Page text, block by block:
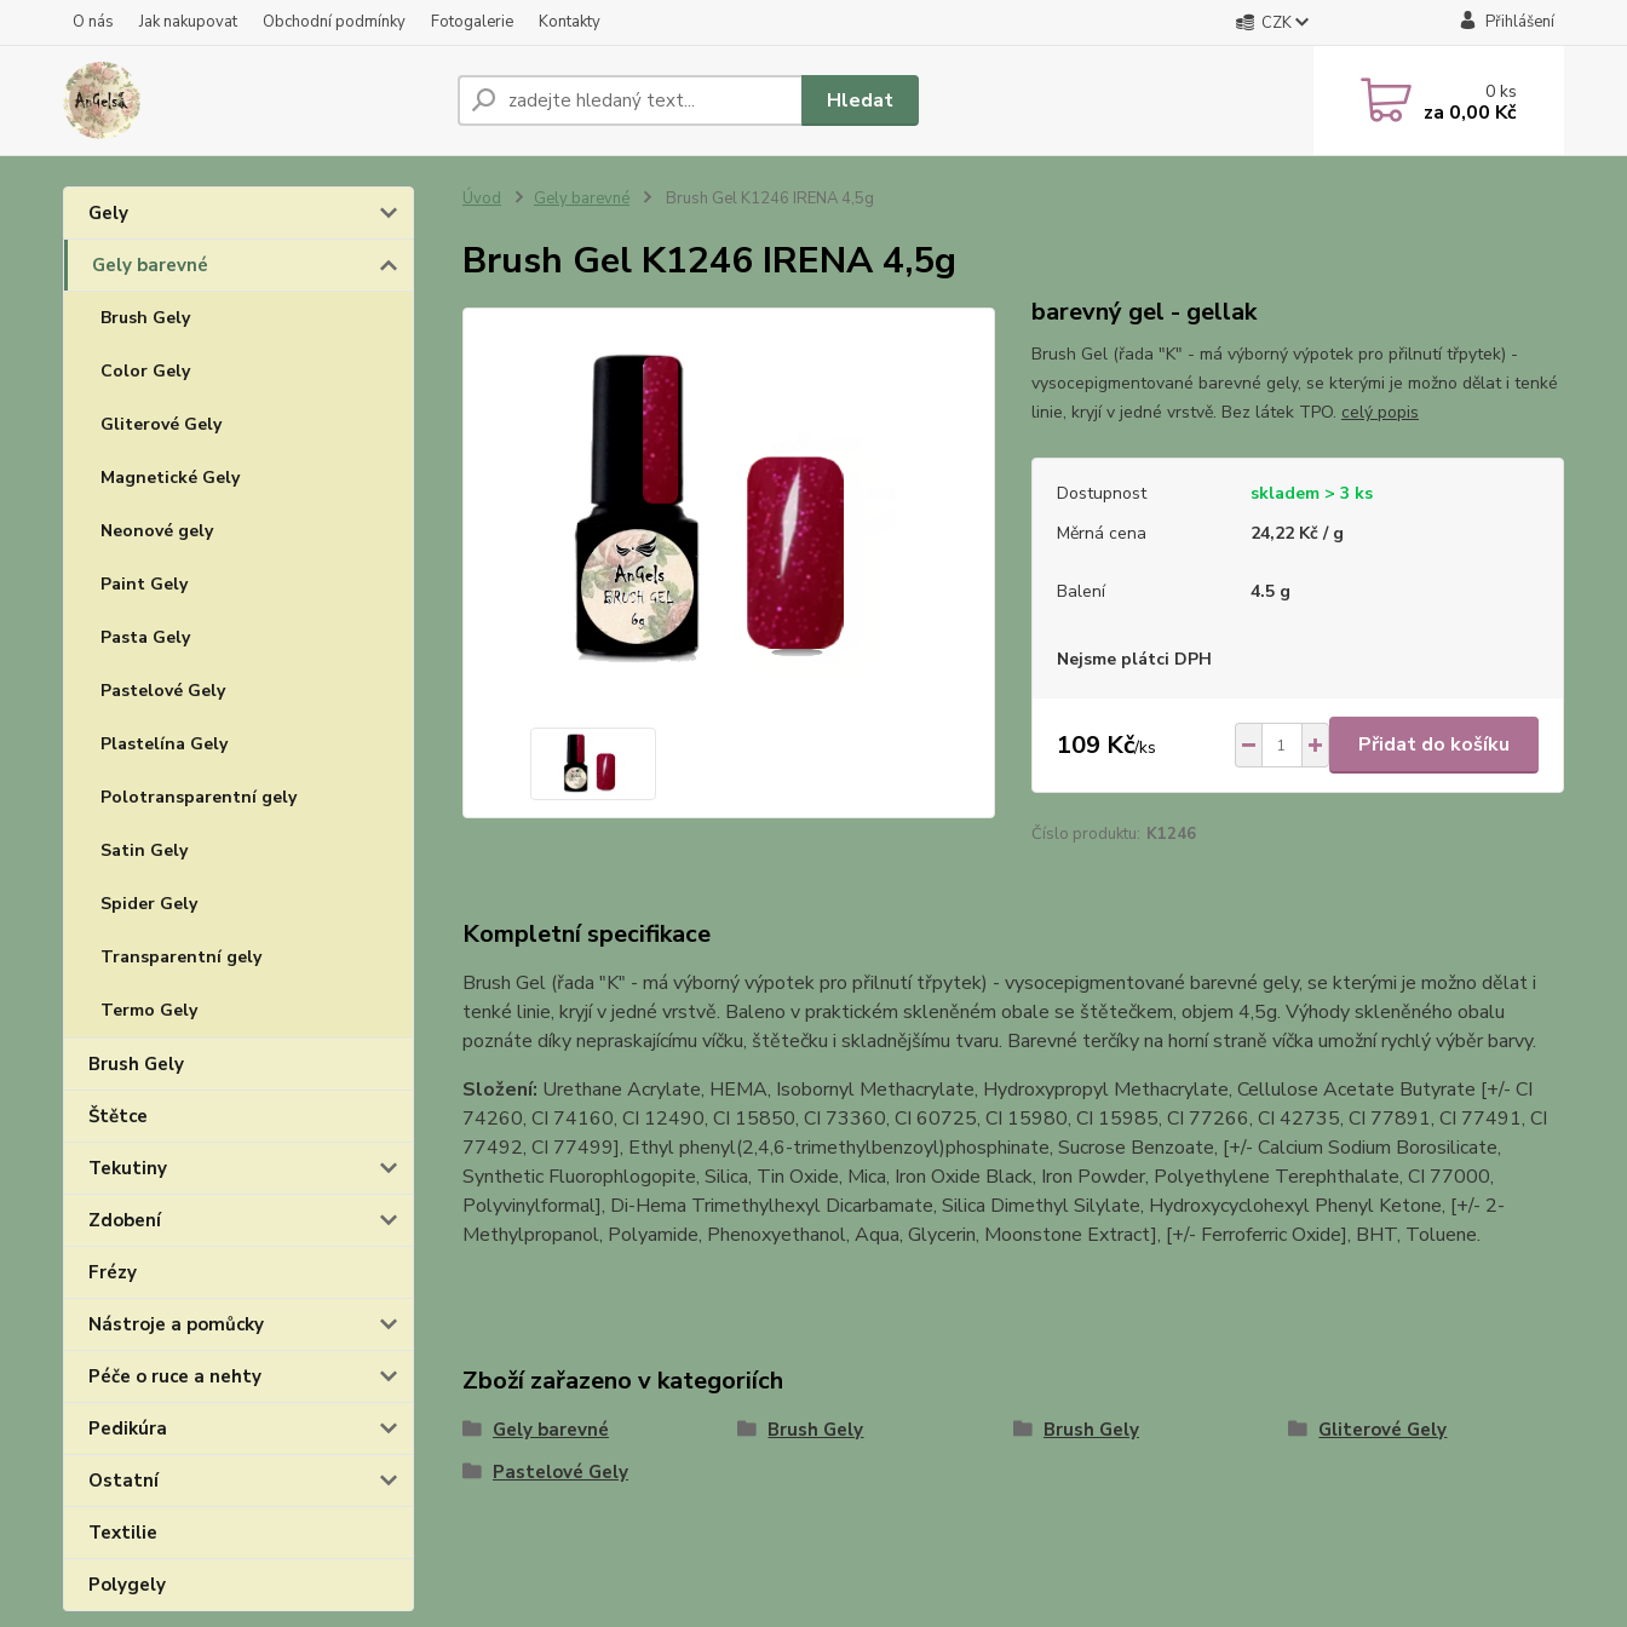
O nás Jak nakupovat Obchodní podmínky Fotogalerie Kontakty CZK Přihlášení
Hledat 0ks
za 0,00 Kč
Gely
Gely barevné
Brush Gely
Color Gely
Gliterové Gely
Magnetické Gely
Neonové gely
Paint Gely
Pasta Gely
Pastelové Gely
Plastelína Gely
Polotransparentní gely
Satin Gely
Spider Gely
Transparentní gely
Termo Gely
Brush Gely
Štětce
Tekutiny
Zdobení
Frézy
Nástroje a pomůcky
Péče o ruce a nehty
Pedikúra
Ostatní
Textilie
Polygely
Úvod Gely barevné Brush Gel K1246 IRENA 4,5g
Brush Gel K1246 IRENA 4,5g
barevný gel - gellak
Brush Gel (řada "K" - má výborný výpotek pro přilnutí třpytek) -
vysocepigmentované barevné gely, se kterými je možno dělat i tenké
linie, kryjí v jedné vrstvě. Bez látek TPO. celý popis
Dostupnost
skladem > 3 ks
Měrná cena
24,22 Kč / g
Balení 4.5 g
Nejsme plátci DPH
109 Kč/ks Přidat do košíku
Číslo produktu: K1246
Kompletní specifikace
Brush Gel (řada "K" - má výborný výpotek pro přilnutí třpytek) - vysocepigmentované barevné gely, se kterými je možno dělat i
tenké linie, kryjí v jedné vrstvě. Baleno v praktickém skleněném obale se štětečkem, objem 4,5g. Výhody skleněného obalu
poznáte díky nepraskajícímu víčku, štětečku i skladnějšímu tvaru. Barevné terčíky na horní straně víčka umožní rychlý výběr barvy.
Složení: Urethane Acrylate, HEMA, Isobornyl Methacrylate, Hydroxypropyl Methacrylate, Cellulose Acetate Butyrate [+/- CI
74260, CI 74160, CI 12490, CI 15850, CI 73360, CI 60725, CI 15980, CI 15985, CI 77266, CI 42735, CI 77891, CI 77491, CI
77492, CI 77499], Ethyl phenyl(2,4,6-trimethylbenzoyl)phosphinate, Sucrose Benzoate, [+/- Calcium Sodium Borosilicate,
Synthetic Fluorophlogopite, Silica, Tin Oxide, Mica, Iron Oxide Black, Iron Powder, Polyethylene Terephthalate, CI 77000,
Polyvinylformal], Di-Hema Trimethylhexyl Dicarbamate, Silica Dimethyl Silylate, Hydroxycyclohexyl Phenyl Ketone, [+/- 2-
Methylpropanol, Polyamide, Phenoxyethanol, Aqua, Glycerin, Moonstone Extract], [+/- Ferroferric Oxide], BHT, Toluene.
Zboží zařazeno v kategoriích
Gely barevné Brush Gely Brush Gely
Gliterové Gely
Pastelové Gely